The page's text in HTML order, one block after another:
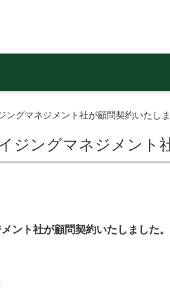
ングマネジメント社が顧問契約いたし
ジングマネジメント
ント社が顧問契約いたしました。